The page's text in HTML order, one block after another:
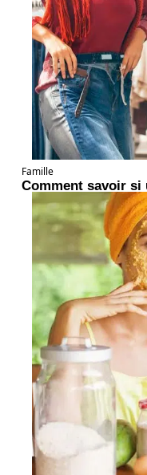
Famille
Comment savoir si